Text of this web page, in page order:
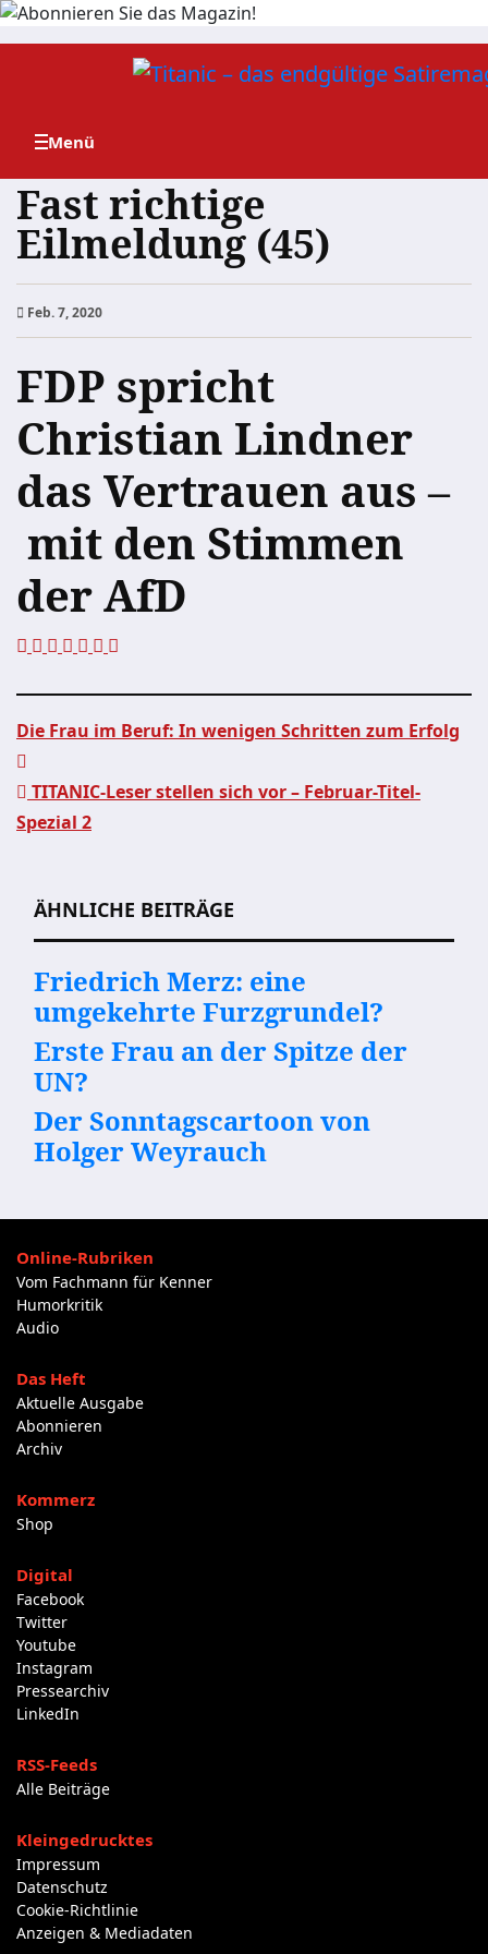
Zum
Fast richtige
Eilmeldung (45)
Feb. 7, 2020
FDP spricht
Christian Lindner
das Vertrauen aus –
mit den Stimmen
der AfD
Beitragsnavigation
Die Frau im Beruf: In wenigen Schritten zum Erfolg
TITANIC-Leser stellen sich vor – Februar-Titel-
Spezial 2
ÄHNLICHE BEITRÄGE
Friedrich Merz: eine
umgekehrte Furzgrundel?
Erste Frau an der Spitze der
UN?
Der Sonntagscartoon von
Holger Weyrauch
Online-Rubriken
Vom Fachmann für Kenner
Humorkritik
Audio
Das Heft
Aktuelle Ausgabe
Abonnieren
Archiv
Kommerz
Shop
Digital
Facebook
Twitter
Youtube
Instagram
Pressearchiv
LinkedIn
RSS-Feeds
Alle Beiträge
Kleingedrucktes
Impressum
Datenschutz
Cookie-Richtlinie
Anzeigen & Mediadaten